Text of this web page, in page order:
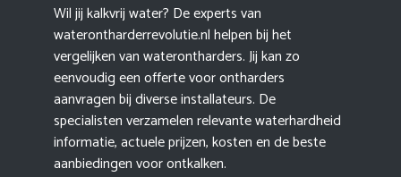
Wil jij kalkvrij water? De experts van
waterontharderrevolutie.nl helpen bij het
vergelijken van waterontharders. Jij kan zo
eenvoudig een offerte voor ontharders
aanvragen bij diverse installateurs. De
specialisten verzamelen relevante waterhardheid
informatie, actuele prijzen, kosten en de beste
aanbiedingen voor ontkalken.